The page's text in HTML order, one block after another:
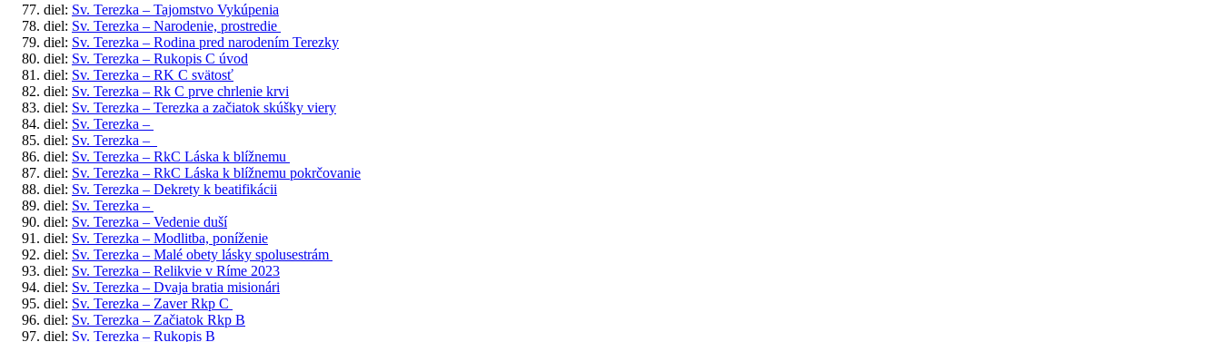
diel: Sv. Terezka – Tajomstvo Vykúpenia
diel: Sv. Terezka – Narodenie, prostredie
diel: Sv. Terezka – Rodina pred narodením Terezky
diel: Sv. Terezka – Rukopis C úvod
diel: Sv. Terezka – RK C svätosť
diel: Sv. Terezka – Rk C prve chrlenie krvi
diel: Sv. Terezka – Terezka a začiatok skúšky viery
diel: Sv. Terezka –
diel: Sv. Terezka –
diel: Sv. Terezka – RkC Láska k blížnemu
diel: Sv. Terezka – RkC Láska k blížnemu pokrčovanie
diel: Sv. Terezka – Dekrety k beatifikácii
diel: Sv. Terezka –
diel: Sv. Terezka – Vedenie duší
diel: Sv. Terezka – Modlitba, poníženie
diel: Sv. Terezka – Malé obety lásky spolusestrám
diel: Sv. Terezka – Relikvie v Ríme 2023
diel: Sv. Terezka – Dvaja bratia misionári
diel: Sv. Terezka – Zaver Rkp C
diel: Sv. Terezka – Začiatok Rkp B
diel: Sv. Terezka – Rukopis B